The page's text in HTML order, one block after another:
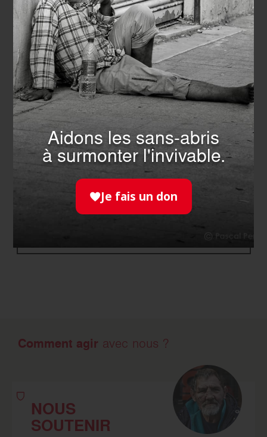
Faire un legs
EN SAVOIR PLUS
Souscrire à une assurance-vie
Comment agir avec nous ?
NOUS
SOUTENIR
Aidons les sans-abris
à surmonter l'invivable.
Je fais un don